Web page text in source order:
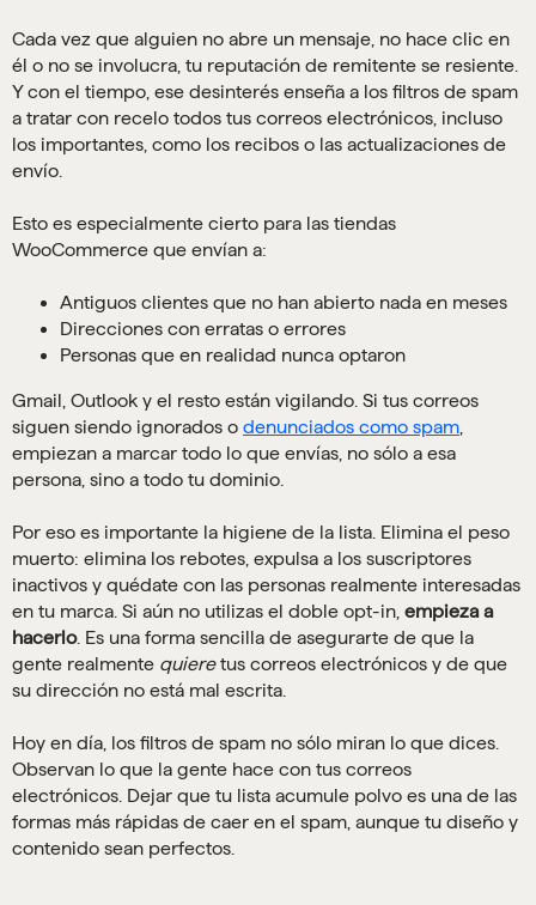
Cada vez que alguien no abre un mensaje, no hace clic en
él o no se involucra, tu reputación de remitente se resiente.
Y con el tiempo, ese desinterés enseña a los filtros de spam
a tratar con recelo todos tus correos electrónicos, incluso
los importantes, como los recibos o las actualizaciones de
envío.
Esto es especialmente cierto para las tiendas
WooCommerce que envían a:
Antiguos clientes que no han abierto nada en meses
Direcciones con erratas o errores
Personas que en realidad nunca optaron
Gmail, Outlook y el resto están vigilando. Si tus correos
siguen siendo ignorados o denunciados como spam
empiezan a marcar todo lo que envías, no sólo a esa
persona, sino a todo tu dominio.
Por eso es importante la higiene de la lista. Elimina el peso
muerto: elimina los rebotes, expulsa a los suscriptores
inactivos y quédate con las personas realmente interesadas
en tu marca. Si aún no utilizas el doble opt-in, empieza a
hacerlo. Es una forma sencilla de asegurarte de que la
gente realmente quieretus correos electrónicos y de que
su dirección no está mal escrita.
Hoy en día, los filtros de spam no sólo miran lo que dices.
Observan lo que la gente hace con tus correos
electrónicos. Dejar que tu lista acumule polvo es una de las
formas más rápidas de caer en el spam, aunque tu diseño y
contenido sean perfectos.